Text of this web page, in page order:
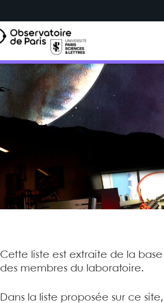
Cette liste est extraite de la
des membres du laboratoire.
Dans la liste proposée sur ce